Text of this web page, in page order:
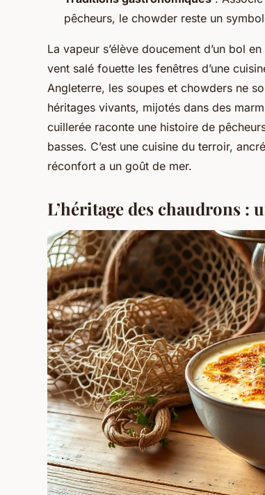
pêcheurs, le chowder reste un
La vapeur s’élève doucement d’un bol
vent salé fouette les fenêtres d’une
Angleterre, les soupes et chowders ne
héritages vivants, mijotés dans des
cuillerée raconte une histoire de
basses. C’est une cuisine du terroir,
réconfort a un goût de mer.
L’héritage des chaudrons :